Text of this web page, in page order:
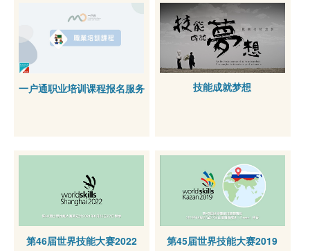
一户通职业培训课程报名服务 技能成就梦想
第46届世界技能大赛2022 第45届世界技能大赛2019